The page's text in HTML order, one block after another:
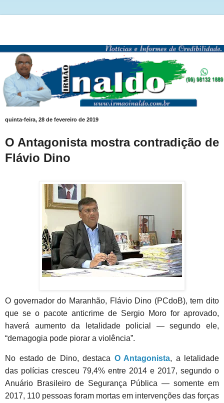
quinta-feira, 28 de fevereiro de 2019
O Antagonista mostra contradição de
Flávio Dino
O governador do Maranhão, Flávio Dino (PCdoB), tem dito
que se o pacote anticrime de Sergio Moro for aprovado,
haverá aumento da letalidade policial — segundo ele,
“demagogia pode piorar a violência”.
No estado de Dino, destaca O Antagonista, a letalidade
das polícias cresceu 79,4% entre 2014 e 2017, segundo o
Anuário Brasileiro de Segurança Pública — somente em
2017, 110 pessoas foram mortas em intervenções das forças